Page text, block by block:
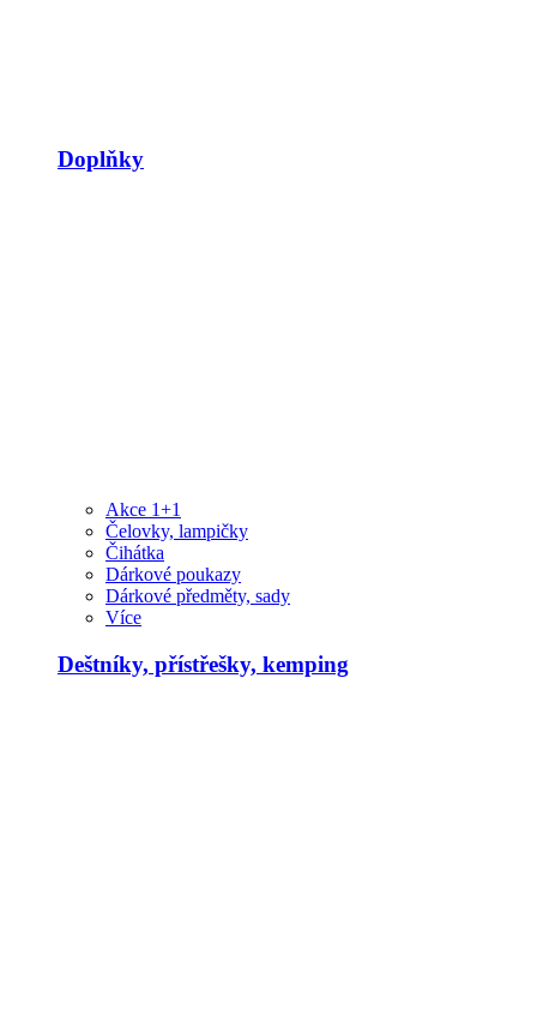
Doplňky
Akce 1+1
Čelovky, lampičky
Čihátka
Dárkové poukazy
Dárkové předměty, sady
Více
Deštníky, přístřešky, kemping